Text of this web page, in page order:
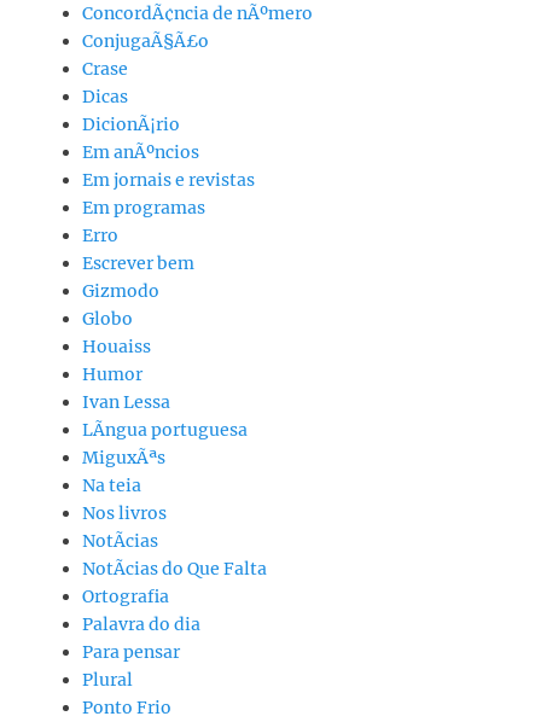
ConcordÃ¢ncia de nÃºmero
ConjugaÃ§Ã£o
Crase
Dicas
DicionÃ¡rio
Em anÃºncios
Em jornais e revistas
Em programas
Erro
Escrever bem
Gizmodo
Globo
Houaiss
Humor
Ivan Lessa
LÃ­ngua portuguesa
MiguxÃªs
Na teia
Nos livros
NotÃ­cias
NotÃ­cias do Que Falta
Ortografia
Palavra do dia
Para pensar
Plural
Ponto Frio